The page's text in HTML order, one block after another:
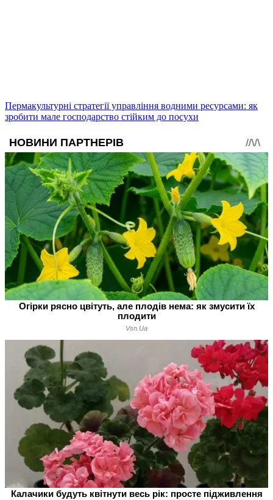
Пермакультурні стратегії управління водними ресурсами: як
зробити мале господарство стійким до посухи